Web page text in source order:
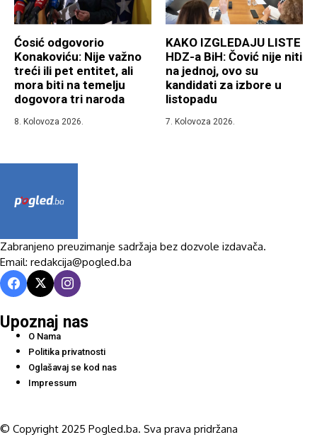
Ćosić odgovorio
Konakoviću: Nije važno
treći ili pet entitet, ali
mora biti na temelju
dogovora tri naroda
8. Kolovoza 2026.
KAKO IZGLEDAJU LISTE
HDZ-a BiH: Čović nije niti
na jednoj, ovo su
kandidati za izbore u
listopadu
7. Kolovoza 2026.
Zabranjeno preuzimanje sadržaja bez dozvole izdavača.
Email: redakcija@pogled.ba
Upoznaj nas
O Nama
Politika privatnosti
Oglašavaj se kod nas
Impressum
© Copyright 2025 Pogled.ba. Sva prava pridržana